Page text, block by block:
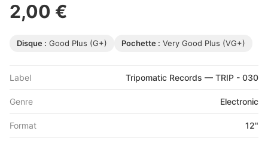
2,00 €
Disque : Good Plus (G+) Pochette : Very Good Plus (VG+)
Label Tripomatic Records — TRIP - 030
Genre Electronic
Format 12"